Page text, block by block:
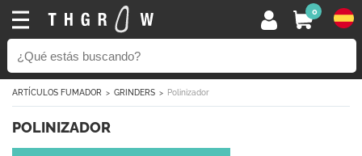
0
ARTÍCULOS FUMADOR GRINDERS Polinizador
POLINIZADOR